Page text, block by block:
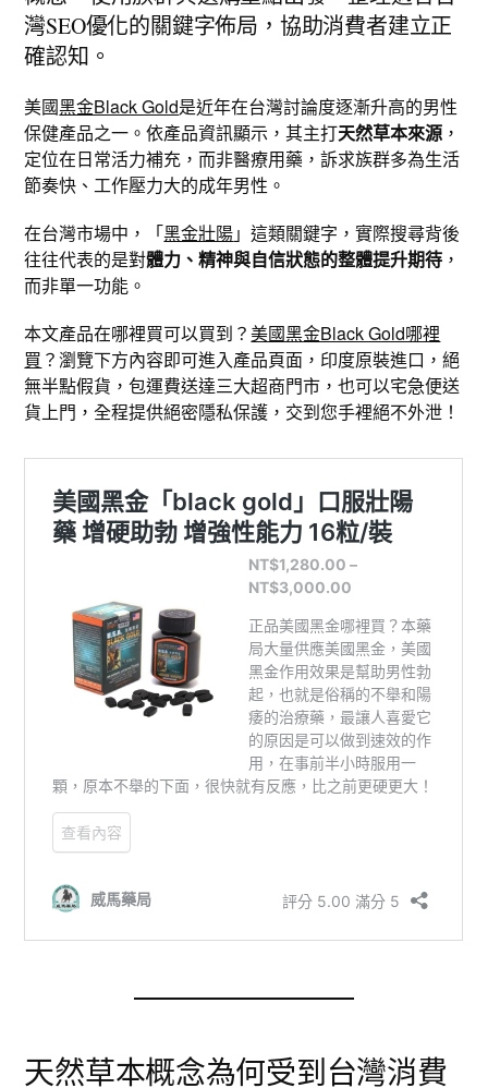
灣SEO優化的關鍵字佈局，協助消費者建立正
確認知。
美國黑金Black Gold是近年在台灣討論度逐漸升高的男性
保健產品之一。依產品資訊顯示，其主打天然草本來源 ，
定位在日常活力補充，而非醫療用藥，訴求族群多為生活
節奏快、工作壓力大的成年男性。
在台灣市場中，「黑金壯陽」這類關鍵字，實際搜尋背後
往往代表的是對體力、精神與自信狀態的整體提升期待 ，
而非單一功能。
本文產品在哪裡買可以買到？美國黑金Black Gold哪裡
買 ？瀏覽下方內容即可進入產品頁面，印度原裝進口，絕
無半點假貨，包運費送達三大超商門市，也可以宅急便送
貨上門，全程提供絕密隱私保護，交到您手裡絕不外泄！
天然草本概念為何受到台灣消費